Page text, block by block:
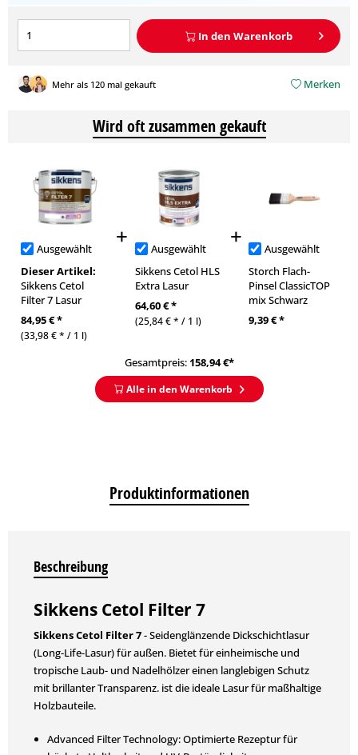
In den Warenkorb
Mehr als 120 mal gekauft Merken
Wird oft zusammen gekauft
Ausgewählt
Dieser Artikel:
Sikkens Cetol
Filter 7 Lasur
84,95 € *
(33,98 € * / 1 l)
Ausgewählt
Sikkens Cetol HLS
Extra Lasur
64,60 € *
(25,84 € * / 1 l)
Ausgewählt
Storch Flach-
Pinsel ClassicTOP
mix Schwarz
9,39 € *
Gesamtpreis: 158,94€*
Alle in den Warenkorb
Produktinformationen
Beschreibung
Sikkens Cetol Filter 7
Sikkens Cetol Filter 7- Seidenglänzende Dickschichtlasur
(Long-Life-Lasur) für außen. Bietet für einheimische und
tropische Laub- und Nadelhölzer einen langlebigen Schutz
mit brillanter Transparenz. ist die ideale Lasur für maßhaltige
Holzbauteile.
Advanced Filter Technology: Optimierte Rezeptur für